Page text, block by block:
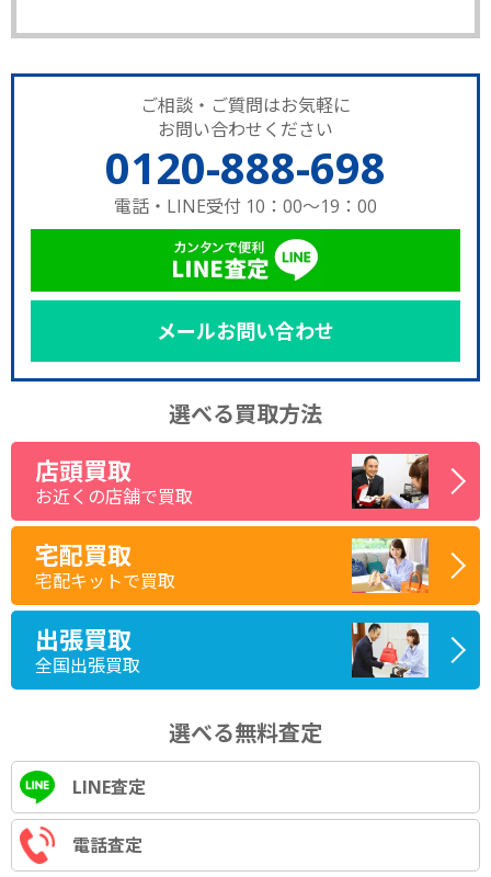
ご相談・ご質問はお気軽に
お問い合わせください
0120-888-698
電話・LINE受付 10：00～19：00
メールお問い合わせ
選べる買取方法
店頭買取
お近くの店舗で買取
宅配買取
宅配キットで買取
出張買取
全国出張買取
選べる無料査定
LINE査定
電話査定